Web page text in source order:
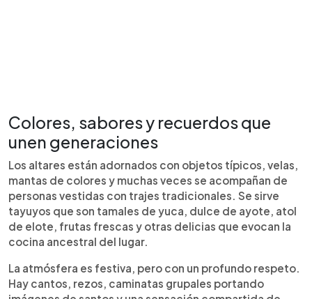
Colores, sabores y recuerdos que
unen generaciones
Los altares están adornados con objetos típicos, velas,
mantas de colores y muchas veces se acompañan de
personas vestidas con trajes tradicionales. Se sirve
tayuyos que son tamales de yuca, dulce de ayote, atol
de elote, frutas frescas y otras delicias que evocan la
cocina ancestral del lugar.
La atmósfera es festiva, pero con un profundo respeto.
Hay cantos, rezos, caminatas grupales portando